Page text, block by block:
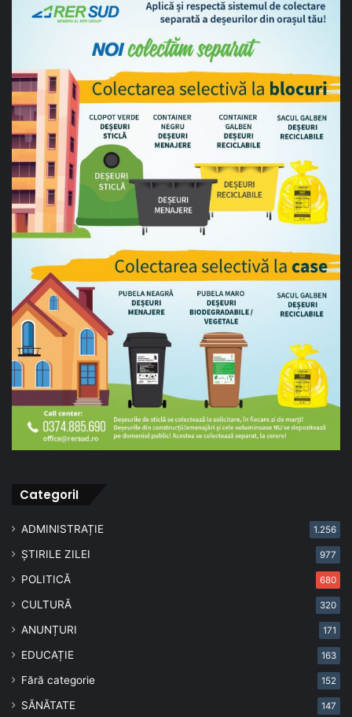
CategoriI
ADMINISTRAȚIE 1.256
ȘTIRILE ZILEI 977
POLITICĂ 680
CULTURĂ 320
ANUNȚURI 171
EDUCAȚIE 163
Fără categorie 152
SĂNĂTATE 147